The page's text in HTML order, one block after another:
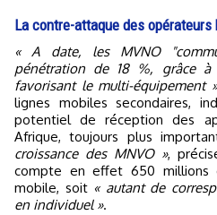
La contre-attaque des
« A date, les MVNO
pénétration de 18 %, grâce à
favorisant le multi-équipement »
lignes mobiles secondaires,
potentiel de réception des
Afrique, toujours plus
croissance des MNVO »,
compte en effet 650 millions
mobile, soit « autant de
en individuel ».